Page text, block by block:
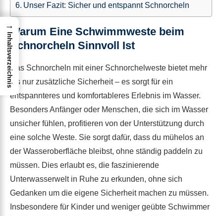
Unser Fazit: Sicher und entspannt Schnorcheln
Warum Eine Schwimmweste beim
Schnorcheln Sinnvoll Ist
Das Schnorcheln mit einer Schnorchelweste bietet mehr
als nur zusätzliche Sicherheit – es sorgt für ein
entspannteres und komfortableres Erlebnis im Wasser.
Besonders Anfänger oder Menschen, die sich im Wasser
unsicher fühlen, profitieren von der Unterstützung durch
eine solche Weste. Sie sorgt dafür, dass du mühelos an
der Wasseroberfläche bleibst, ohne ständig paddeln zu
müssen. Dies erlaubt es, die faszinierende
Unterwasserwelt in Ruhe zu erkunden, ohne sich
Gedanken um die eigene Sicherheit machen zu müssen.
Insbesondere für Kinder und weniger geübte Schwimmer
→
Inhaltsverzeichnis